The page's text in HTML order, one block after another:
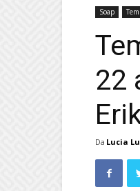
Soap
22
Da Lucia